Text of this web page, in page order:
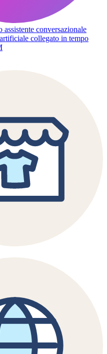
conversazionale
collegato in tempo